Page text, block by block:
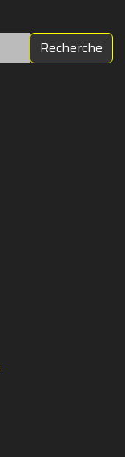
Recherche